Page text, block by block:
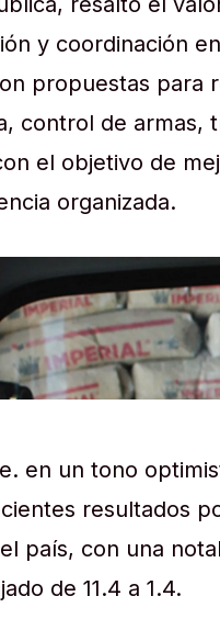
y coordinación
propuestas para
control de armas,
el objetivo de
organizada.
en un tono
resultados
país, con una
de 11.4 a 1.4.